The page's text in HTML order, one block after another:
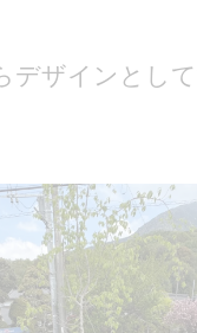
デザインとして